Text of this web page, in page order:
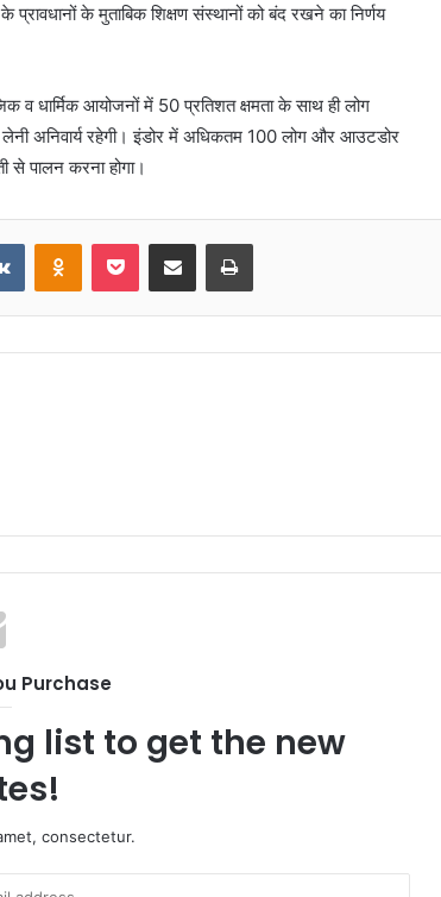
के मुताबिक शिक्षण संस्थानों को बंद रखने का निर्णय
धार्मिक आयोजनों में 50 प्रतिशत क्षमता के साथ ही लोग
अनिवार्य रहेगी। इंडोर में अधिकतम 100 लोग और आउटडोर
पालन करना होगा।
VKontakteOdnoklassniki
Pocket Share via Email Print
Purchase
list to get the new
consectetur.